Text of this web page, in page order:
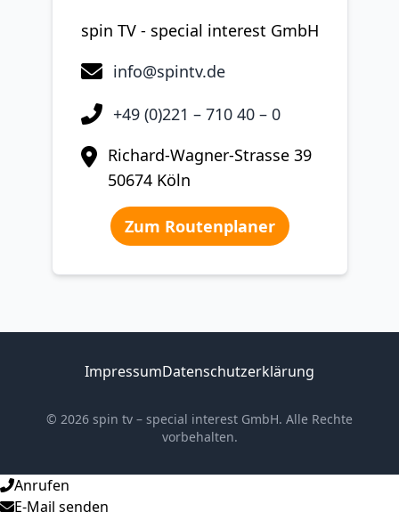
spin TV - special interest GmbH
info@spintv.de
+49 (0)221 – 710 40 – 0
Richard-Wagner-Strasse 39
50674 Köln
Zum Routenplaner
ImpressumDatenschutzerklärung
© 2026 spin tv – special interest GmbH. Alle Rechte
vorbehalten.
Anrufen
E-Mail senden